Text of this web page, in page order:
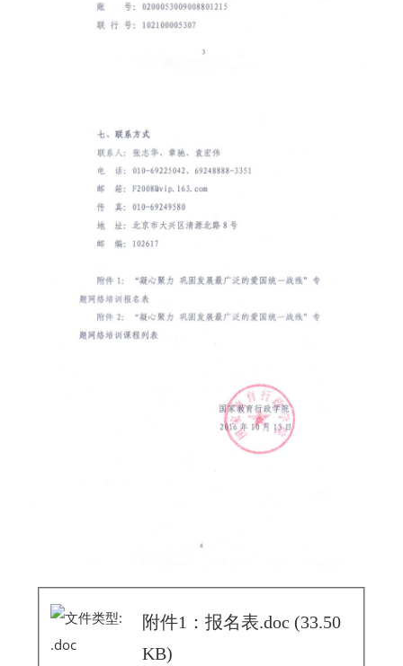
附件1：报名表.doc (33.50
KB)